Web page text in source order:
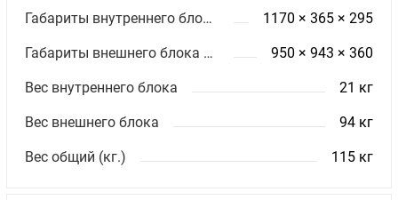
Габариты внутреннего блока ШхВхГ (мм)
1170 × 365 × 295
Габариты внешнего блока ШхВхГ (мм) 950 × 943 × 360
Вес внутреннего блока 21 кг
Вес внешнего блока 94 кг
Вес общий (кг.) 115 кг